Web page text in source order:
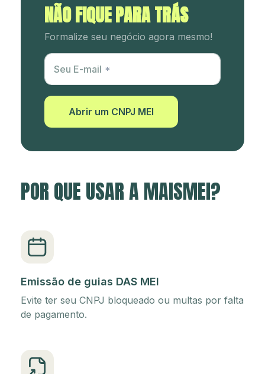
NÃO FIQUE PARA TRÁS
Formalize seu negócio agora mesmo!
Utm Content
Seu E-mail
Abrir um CNPJ MEI
POR QUE USAR A MAISMEI?
Emissão de guias DAS MEI
Evite ter seu CNPJ bloqueado ou multas por falta
de pagamento.